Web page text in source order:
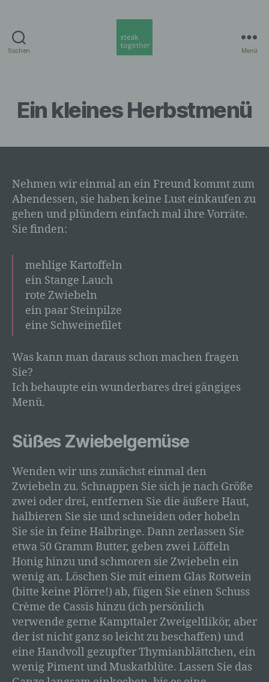
Suchen Menü
Ein kleines Herbstmenü
Nehmen wir einmal an ein Freund kommt zum
Abendessen, sie haben keine Lust einkaufen zu
gehen und plündern einfach mal ihre Vorräte.
Sie finden:
mehlige Kartoffeln
ein Stange Lauch
rote Zwiebeln
ein paar Steinpilze
eine Schweinefilet
Was kann man daraus schon machen fragen
Sie?
Ich behaupte ein wunderbares drei gängiges
Menü.
Süßes Zwiebelgemüse
Wenden wir uns zunächst einmal den
Zwiebeln zu. Schnappen Sie sich je nach Größe
zwei oder drei, entfernen Sie die äußere Haut,
halbieren Sie sie und schneiden oder hobeln
Sie sie in feine Halbringe. Dann zerlassen Sie
etwa 50 Gramm Butter, geben zwei Löffeln
Honig hinzu und schmoren sie Zwiebeln ein
wenig an. Löschen Sie mit einem Glas Rotwein
(bitte keine Plörre!) ab, fügen Sie einen Schuss
Crème de Cassis hinzu (ich persönlich
verwende gerne Kampttaler Zweigeltlikör, aber
der ist nicht ganz so leicht zu beschaffen) und
eine Handvoll gezupfter Thymianblättchen, ein
wenig Piment und Muskatblüte. Lassen Sie das